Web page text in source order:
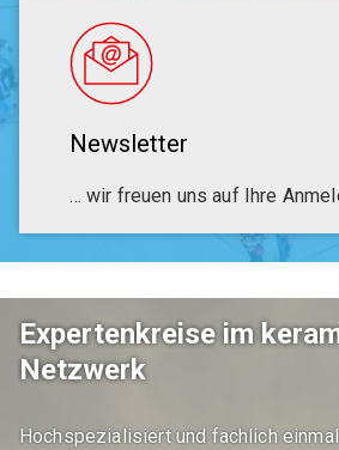
Newsletter
… wir freuen uns auf Ihre
Expertenkreise im
Netzwerk
Hochspezialisiert und fachlich